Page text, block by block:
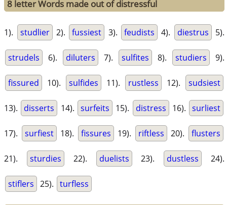
8 letter Words made out of distressful
1). studlier 2). fussiest 3). feudists 4). diestrus 5).
strudels 6). diluters 7). sulfites 8). studiers 9).
fissured 10). sulfides 11). rustless 12). sudsiest
13). disserts 14). surfeits 15). distress 16). surliest
17). surfiest 18). fissures 19). riftless 20). flusters
21). sturdies 22). duelists 23). dustless 24).
stiflers 25). turfless